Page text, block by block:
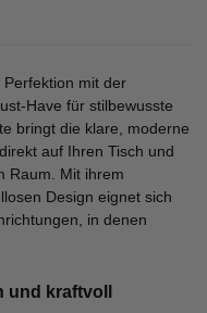
Perfektion mit der
Have für stilbewusste
bringt die klare, moderne
auf Ihren Tisch und
Raum. Mit ihrem
Design eignet sich
in denen
und kraftvoll